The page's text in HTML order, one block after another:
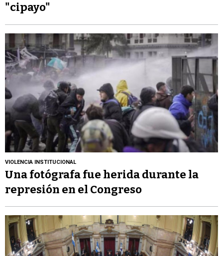
"cipayo"
VIOLENCIA INSTITUCIONAL
Una fotógrafa fue herida durante la
represión en el Congreso